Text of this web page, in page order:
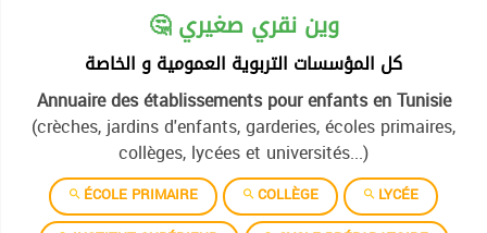
🤔 وين نقري صغيري
كل المؤسسات التربوية العمومية و الخاصة
Annuaire des établissements pour enfants en Tunisie
(crèches, jardins d'enfants, garderies, écoles primaires,
collèges, lycées et universités...)
ÉCOLE PRIMAIRE COLLÈGE
LYCÉE